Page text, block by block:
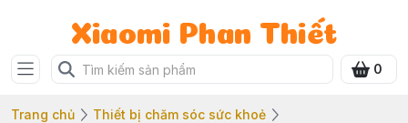
Xiaomi Phan Thiết
0
Trang chủ
Thiết bị chăm sóc sức khoẻ